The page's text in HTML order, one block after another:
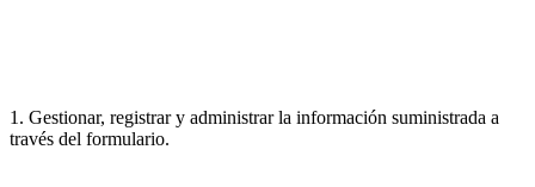
1. Gestionar, registrar y administrar la información suministrada a
través del formulario.